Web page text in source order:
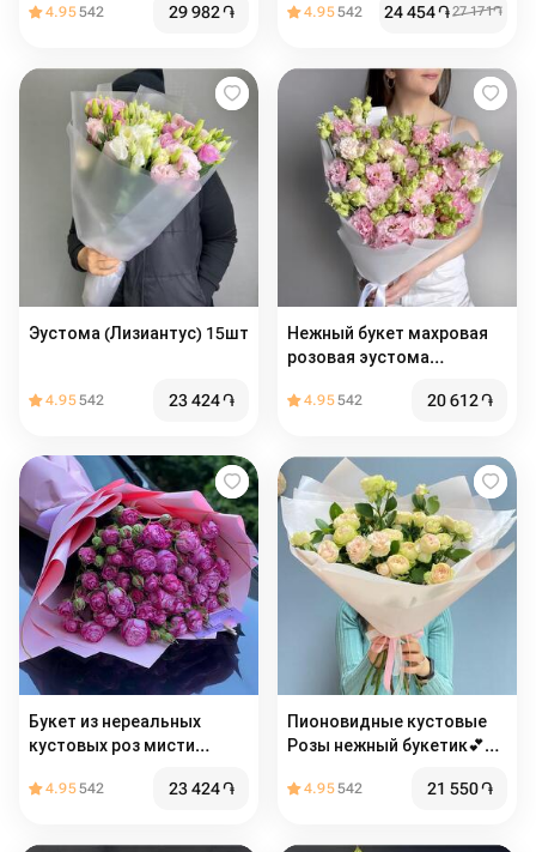
4.95542 29 982֏ 4.95542 24 454֏27 171֏
Эустома (Лизиантус) 15шт
4.95542 23 424֏
Нежный букет махровая
розовая эустома
4.95542 20 612֏
Букет из нереальных
кустовых роз мисти
4.95542 23 424֏
Пионовидные кустовые
Розы нежный букетик💕💕
4.95542 21 550֏